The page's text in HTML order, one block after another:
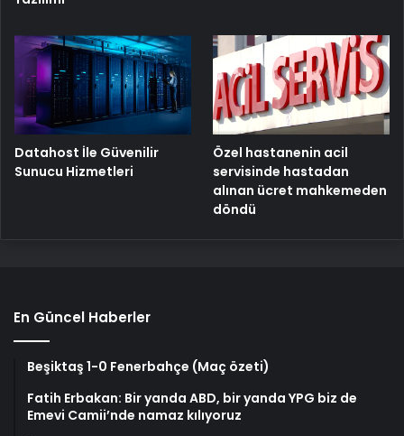
Datahost İle Güvenilir
Sunucu Hizmetleri
Özel hastanenin acil
servisinde hastadan
alınan ücret mahkemeden
döndü
En Güncel Haberler
Beşiktaş 1-0 Fenerbahçe (Maç özeti)
Fatih Erbakan: Bir yanda ABD, bir yanda YPG biz de
Emevi Camii’nde namaz kılıyoruz